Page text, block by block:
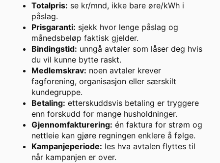
Totalpris: se kr/mnd, ikke bare øre/kWh i
påslag.
Prisgaranti: sjekk hvor lenge påslag og
månedsbeløp faktisk gjelder.
Bindingstid: unngå avtaler som låser deg hvis
du vil kunne bytte raskt.
Medlemskrav: noen avtaler krever
fagforening, organisasjon eller særskilt
kundegruppe.
Betaling: etterskuddsvis betaling er tryggere
enn forskudd for mange husholdninger.
Gjennomfakturering: én faktura for strøm og
nettleie kan gjøre regningen enklere å følge.
Kampanjeperiode: les hva avtalen flyttes til
når kampanjen er over.